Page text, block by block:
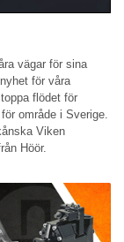
vägar för sina
för våra
flödet för
område i Sverige.
Viken
Höör.